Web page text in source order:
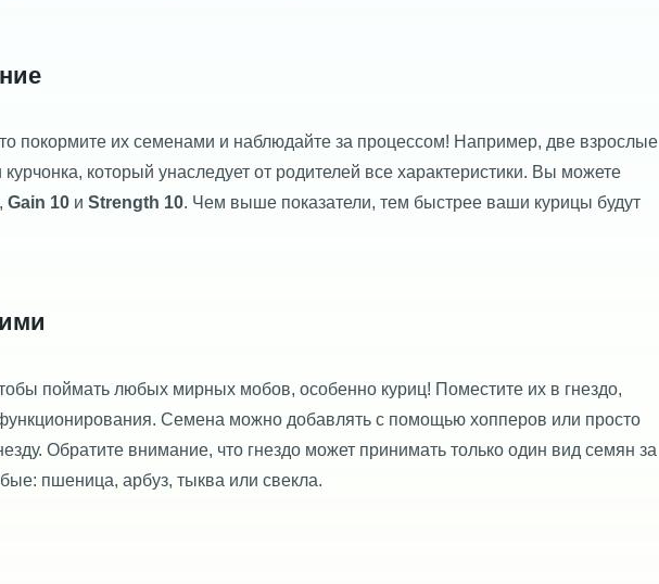
покормите их семенами и наблюдайте за процессом! Например, две взрослые
который унаследует от родителей все характеристики. Вы можете
, Gain 10 и Strength 10. Чем выше показатели, тем быстрее ваши курицы будут
поймать любых мирных мобов, особенно куриц! Поместите их в гнездо,
Семена можно добавлять с помощью хопперов или просто
Обратите внимание, что гнездо может принимать только один вид семян за
пшеница, арбуз, тыква или свекла.